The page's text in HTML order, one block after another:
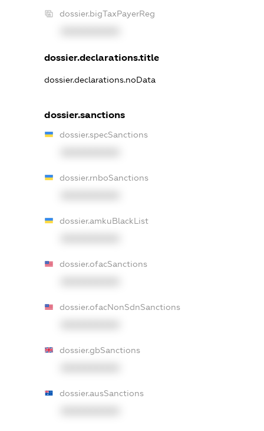
dossier.bigTaxPayerReg
dossier.declarations.title
dossier.declarations.noData
dossier.sanctions
dossier.specSanctions
dossier.rnboSanctions
dossier.amkuBlackList
dossier.ofacSanctions
dossier.ofacNonSdnSanctions
dossier.gbSanctions
dossier.ausSanctions